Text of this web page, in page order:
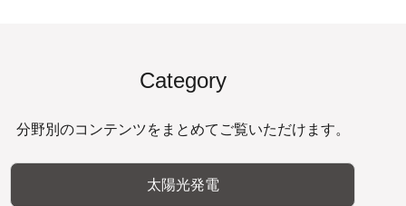
Category
分野別のコンテンツをまとめてご覧いただけます。
太陽光発電